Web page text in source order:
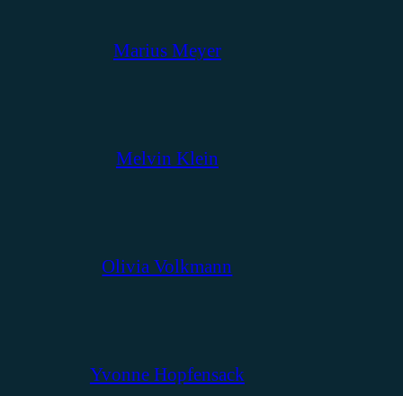
Marius Meyer
Melvin Klein
Olivia Volkmann
Yvonne Hopfensack